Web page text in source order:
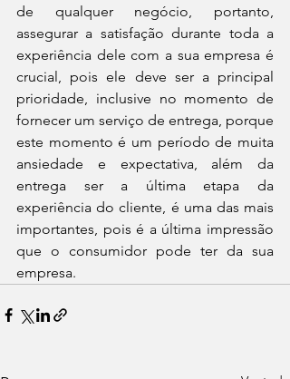
de qualquer negócio, portanto,
assegurar a satisfação durante toda a
experiência dele com a sua empresa é
crucial, pois ele deve ser a principal
prioridade, inclusive no momento de
fornecer um serviço de entrega, porque
este momento é um período de muita
ansiedade e expectativa, além da
entrega ser a última etapa da
experiência do cliente, é uma das mais
importantes, pois é a última impressão
que o consumidor pode ter da sua
empresa.